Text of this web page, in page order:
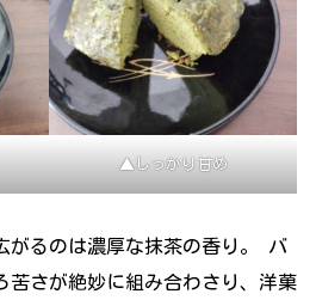
▲しっかり甘め
がるのは濃厚な抹茶の香り。 バ
苦さが絶妙に組み合わさり、洋菓